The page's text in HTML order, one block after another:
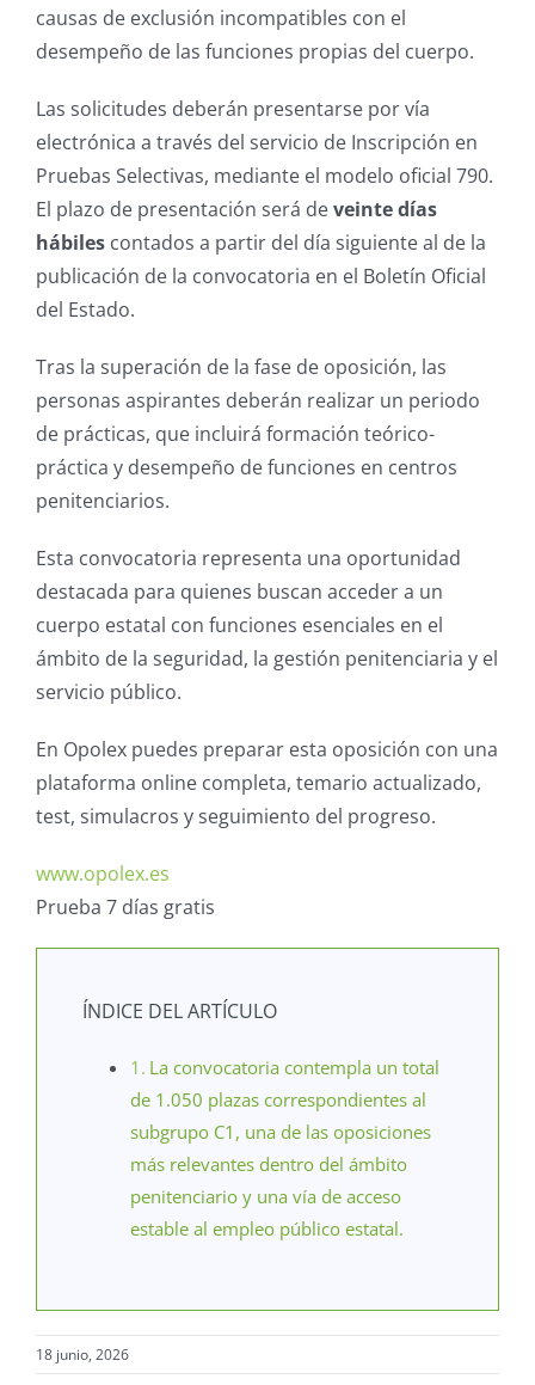
causas de exclusión incompatibles con el
desempeño de las funciones propias del cuerpo.
Las solicitudes deberán presentarse por vía
electrónica a través del servicio de Inscripción en
Pruebas Selectivas, mediante el modelo oficial 790.
El plazo de presentación será deveinte días
hábiles contados a partir del día siguiente al de la
publicación de la convocatoria en el Boletín Oficial
del Estado.
Tras la superación de la fase de oposición, las
personas aspirantes deberán realizar un periodo
de prácticas, que incluirá formación teórico-
práctica y desempeño de funciones en centros
penitenciarios.
Esta convocatoria representa una oportunidad
destacada para quienes buscan acceder a un
cuerpo estatal con funciones esenciales en el
ámbito de la seguridad, la gestión penitenciaria y el
servicio público.
En Opolex puedes preparar esta oposición con una
plataforma online completa, temario actualizado,
test, simulacros y seguimiento del progreso.
www.opolex.es
Prueba 7 días gratis
ÍNDICE DEL ARTÍCULO
La convocatoria contempla un total
de 1.050 plazas correspondientes al
subgrupo C1, una de las oposiciones
más relevantes dentro del ámbito
penitenciario y una vía de acceso
estable al empleo público estatal.
18 junio, 2026